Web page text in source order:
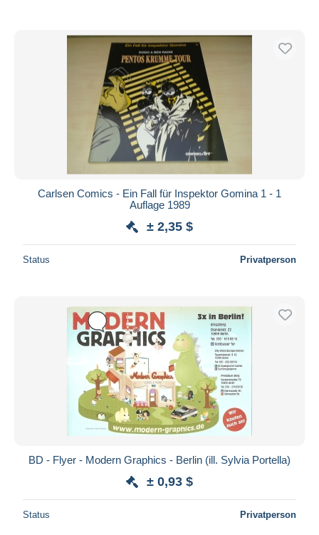
Carlsen Comics - Ein Fall für Inspektor Gomina 1 - 1
Auflage 1989
± 2,35 $
Status Privatperson
BD - Flyer - Modern Graphics - Berlin (ill. Sylvia Portella)
± 0,93 $
Status Privatperson